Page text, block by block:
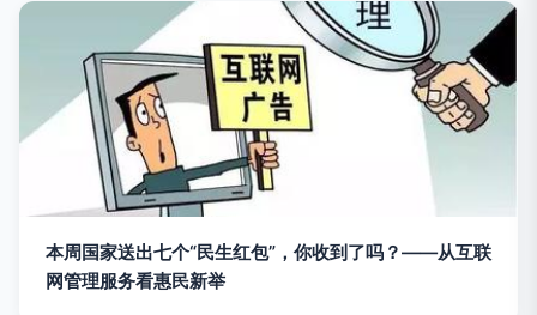
本周国家送出七个“民生红包”，你收到了吗？——从互联
网管理服务看惠民新举